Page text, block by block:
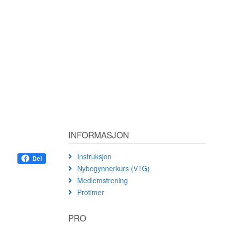
Del
INFORMASJON
Instruksjon
Nybegynnerkurs (VTG)
Medlemstrening
Protimer
PRO